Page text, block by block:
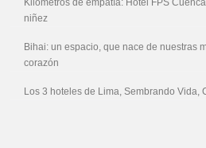
niñez
Bihai: un espacio, que nace de nuestras
corazón
Los 3 hoteles de Lima, Sembrando Vida,